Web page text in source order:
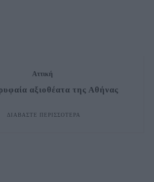
Αττική
αξιοθέατα της Αθήνας
ΔΙΑΒΆΣΤΕ ΠΕΡΙΣΣΌΤΕΡΑ